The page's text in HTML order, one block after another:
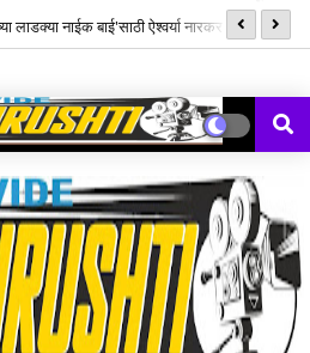
नाईक बाई'साठी ऐश्वर्या नारकर यांनी पुन्हा